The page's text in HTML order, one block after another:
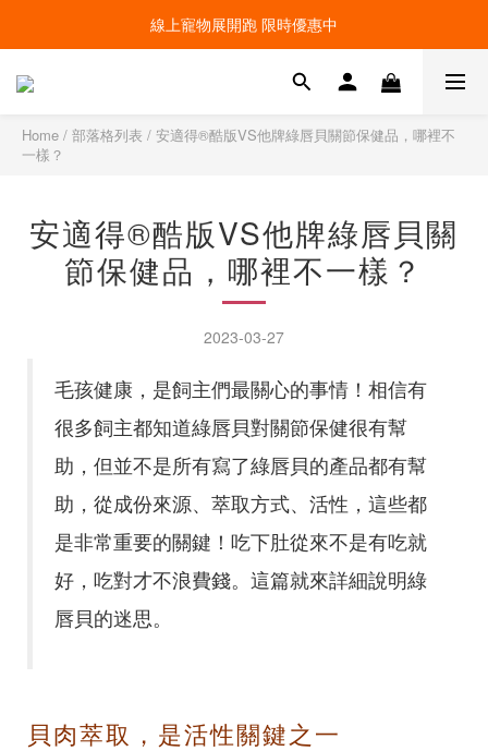
線上寵物展開跑 限時優惠中
線上寵物展開跑 限時優惠中
加入會員，現領100元購物金 ! 立即登入
Home / 部落格列表 / 安適得®酷版VS他牌綠唇貝關節保健品，哪裡不
一樣？
安適得®酷版VS他牌綠唇貝關
節保健品，哪裡不一樣？
2023-03-27
毛孩健康，是飼主們最關心的事情！相信有
很多飼主都知道綠唇貝對關節保健很有幫
助，但並不是所有寫了綠唇貝的產品都有幫
助，從成份來源、萃取方式、活性，這些都
是非常重要的關鍵！吃下肚從來不是有吃就
好，吃對才不浪費錢。這篇就來詳細說明綠
唇貝的迷思。
貝肉萃取，是活性關鍵之一